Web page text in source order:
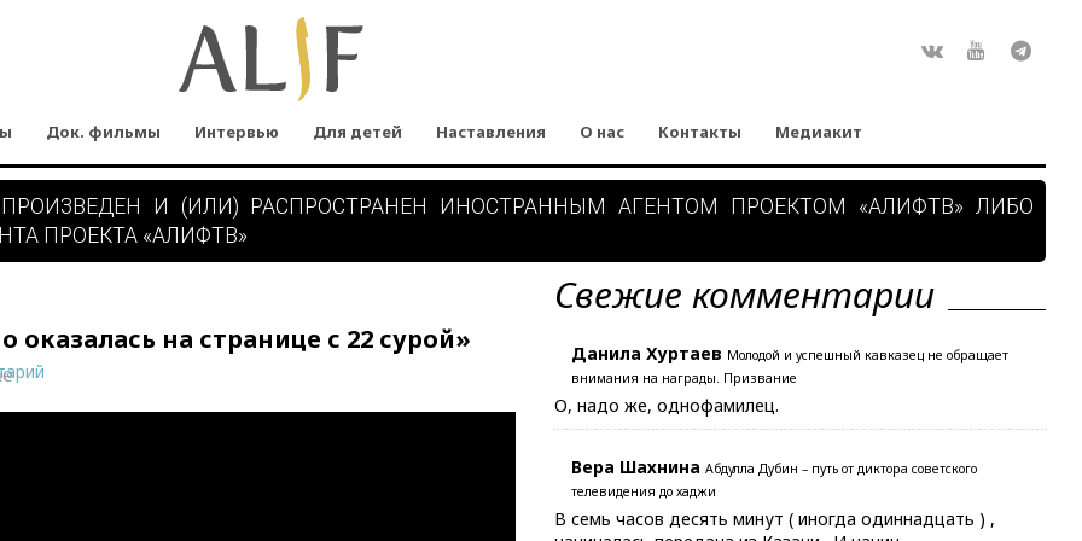
Док. фильмы Интервью Для детей Наставления О нас Контакты Медиакит
И (ИЛИ) РАСПРОСТРАНЕН ИНОСТРАННЫМ АГЕНТОМ ПРОЕКТОМ «АЛИФТВ» ЛИБО
ПРОЕКТА «АЛИФТВ»
на странице с 22 сурой»
Свежие комментарии
Данила Хуртаев Молодой и успешный кавказец не обращает
внимания на награды. Призвание
О, надо же, однофамилец.
Вера Шахнина Абдулла Дубин – путь от диктора советского
телевидения до хаджи
В семь часов десять минут ( иногда одиннадцать ) ,